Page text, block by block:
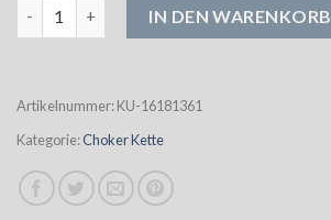
IN DEN WARENKORB
Artikelnummer:KU-16181361
Kategorie:Choker Kette